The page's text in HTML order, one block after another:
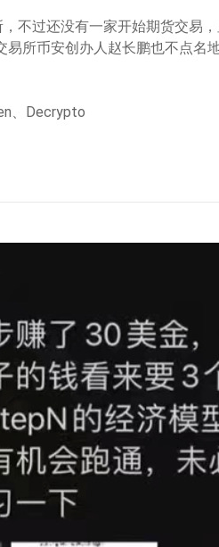
不过还没有一家开始期货交易
易所币安创办人赵长鹏也不点名
、Decrypto